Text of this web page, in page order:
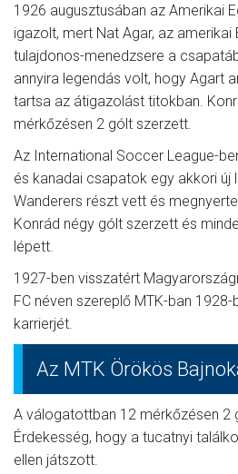
1926 augusztusában az Amerikai
igazolt, mert Nat Agar, az amerikai
tulajdonos-menedzsere a
annyira legendás volt, hogy Agart
tartsa az átigazolást titokban.
mérkőzésen 2 gólt szerzett.
Az International Soccer League-
és kanadai csapatok egy akkori új
Wanderers részt vett és
Konrád négy gólt szerzett és
lépett.
1927-ben visszatért
FC néven szereplő MTK-ban
karrierjét.
Az MTK Örökös
A válogatottban 12 mérkőzésen 2
Érdekesség, hogy a tucatnyi
ellen játszott.